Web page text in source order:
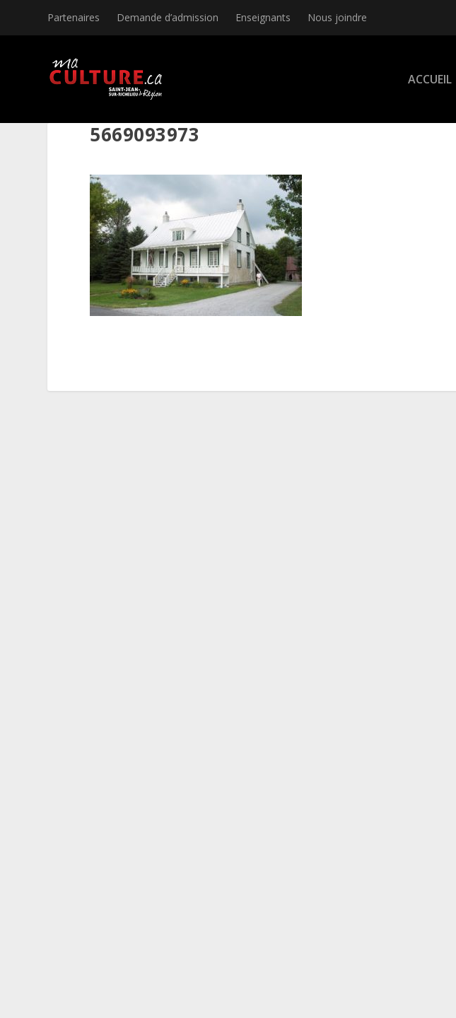
Partenaires Demande d’admission Enseignants Nous joindre
ACCUEIL
5669093973